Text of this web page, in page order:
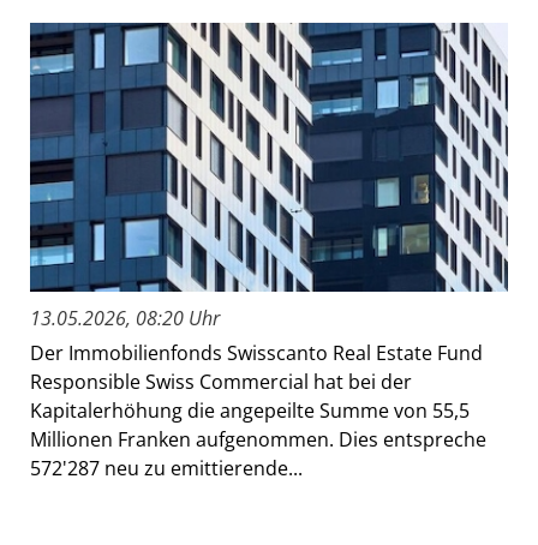
13.05.2026, 08:20 Uhr
Der Immobilienfonds Swisscanto Real Estate Fund
Responsible Swiss Commercial hat bei der
Kapitalerhöhung die angepeilte Summe von 55,5
Millionen Franken aufgenommen. Dies entspreche
572'287 neu zu emittierende...